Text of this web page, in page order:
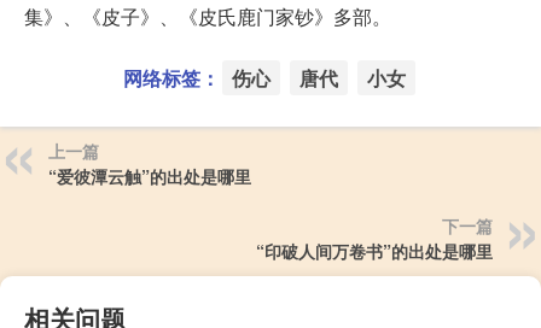
集》、《皮子》、《皮氏鹿门家钞》多部。
网络标签： 伤心 唐代 小女
上一篇
“爱彼潭云触”的出处是哪里
下一篇
“印破人间万卷书”的出处是哪里
相关问题